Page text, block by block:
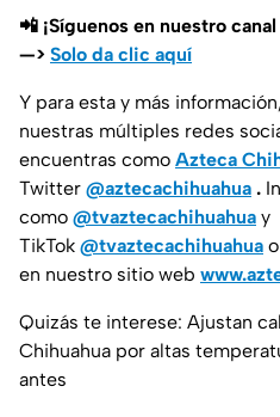
📲 ¡Síguenos en nuestro
—> Solo da clic aquí
Y para esta y más
nuestras múltiples redes
encuentras como Azteca
Twitter @aztecachihuahua .
como @tvaztecachihuahua y
TikTok @tvaztecachihuahua
en nuestro sitio web
Quizás te interese: Ajustan
Chihuahua por altas
antes